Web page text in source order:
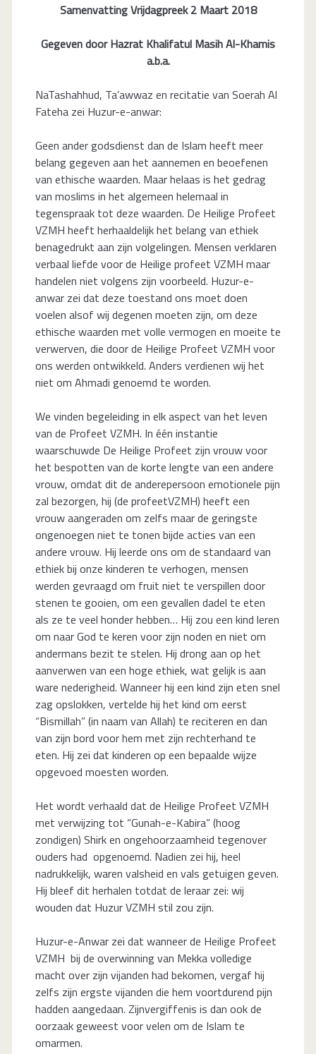
Samenvatting Vrijdagpreek 2 Maart 2018
Gegeven door Hazrat Khalifatul Masih Al-Khamis
a.b.a.
NaTashahhud, Ta’awwaz en recitatie van Soerah Al
Fateha zei Huzur-e-anwar:
Geen ander godsdienst dan de Islam heeft meer
belang gegeven aan het aannemen en beoefenen
van ethische waarden. Maar helaas is het gedrag
van moslims in het algemeen helemaal in
tegenspraak tot deze waarden. De Heilige Profeet
VZMH heeft herhaaldelijk het belang van ethiek
benagedrukt aan zijn volgelingen. Mensen verklaren
verbaal liefde voor de Heilige profeet VZMH maar
handelen niet volgens zijn voorbeeld. Huzur-e-
anwar zei dat deze toestand ons moet doen
voelen alsof wij degenen moeten zijn, om deze
ethische waarden met volle vermogen en moeite te
verwerven, die door de Heilige Profeet VZMH voor
ons werden ontwikkeld. Anders verdienen wij het
niet om Ahmadi genoemd te worden.
We vinden begeleiding in elk aspect van het leven
van de Profeet VZMH. In één instantie
waarschuwde De Heilige Profeet zijn vrouw voor
het bespotten van de korte lengte van een andere
vrouw, omdat dit de anderepersoon emotionele pijn
zal bezorgen, hij (de profeetVZMH) heeft een
vrouw aangeraden om zelfs maar de geringste
ongenoegen niet te tonen bijde acties van een
andere vrouw. Hij leerde ons om de standaard van
ethiek bij onze kinderen te verhogen, mensen
werden gevraagd om fruit niet te verspillen door
stenen te gooien, om een gevallen dadel te eten
als ze te veel honder hebben… Hij zou een kind leren
om naar God te keren voor zijn noden en niet om
andermans bezit te stelen. Hij drong aan op het
aanverwen van een hoge ethiek, wat gelijk is aan
ware nederigheid. Wanneer hij een kind zijn eten snel
zag opslokken, vertelde hij het kind om eerst
“Bismillah” (in naam van Allah) te reciteren en dan
van zijn bord voor hem met zijn rechterhand te
eten. Hij zei dat kinderen op een bepaalde wijze
opgevoed moesten worden.
Het wordt verhaald dat de Heilige Profeet VZMH
met verwijzing tot “Gunah-e-Kabira” (hoog
zondigen) Shirk en ongehoorzaamheid tegenover
ouders had opgenoemd. Nadien zei hij, heel
nadrukkelijk, waren valsheid en vals getuigen geven.
Hij bleef dit herhalen totdat de leraar zei: wij
wouden dat Huzur VZMH stil zou zijn.
Huzur-e-Anwar zei dat wanneer de Heilige Profeet
VZMH bij de overwinning van Mekka volledige
macht over zijn vijanden had bekomen, vergaf hij
zelfs zijn ergste vijanden die hem voortdurend pijn
hadden aangedaan. Zijnvergiffenis is dan ook de
oorzaak geweest voor velen om de Islam te
omarmen.